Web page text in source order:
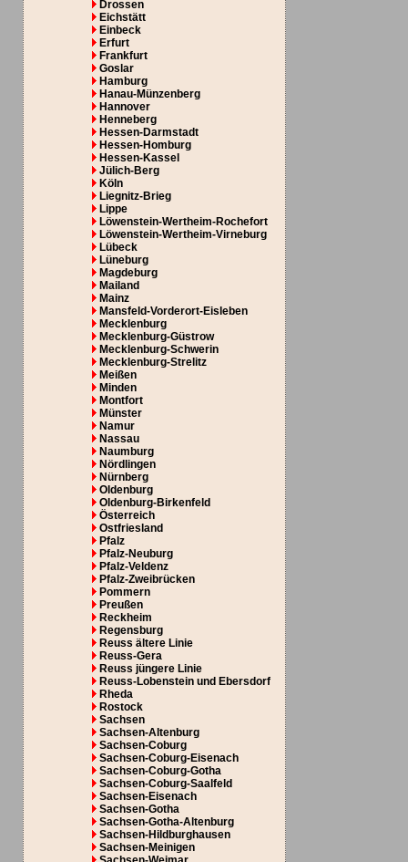
Drossen
Eichstätt
Einbeck
Erfurt
Frankfurt
Goslar
Hamburg
Hanau-Münzenberg
Hannover
Henneberg
Hessen-Darmstadt
Hessen-Homburg
Hessen-Kassel
Jülich-Berg
Köln
Liegnitz-Brieg
Lippe
Löwenstein-Wertheim-Rochefort
Löwenstein-Wertheim-Virneburg
Lübeck
Lüneburg
Magdeburg
Mailand
Mainz
Mansfeld-Vorderort-Eisleben
Mecklenburg
Mecklenburg-Güstrow
Mecklenburg-Schwerin
Mecklenburg-Strelitz
Meißen
Minden
Montfort
Münster
Namur
Nassau
Naumburg
Nördlingen
Nürnberg
Oldenburg
Oldenburg-Birkenfeld
Österreich
Ostfriesland
Pfalz
Pfalz-Neuburg
Pfalz-Veldenz
Pfalz-Zweibrücken
Pommern
Preußen
Reckheim
Regensburg
Reuss ältere Linie
Reuss-Gera
Reuss jüngere Linie
Reuss-Lobenstein und Ebersdorf
Rheda
Rostock
Sachsen
Sachsen-Altenburg
Sachsen-Coburg
Sachsen-Coburg-Eisenach
Sachsen-Coburg-Gotha
Sachsen-Coburg-Saalfeld
Sachsen-Eisenach
Sachsen-Gotha
Sachsen-Gotha-Altenburg
Sachsen-Hildburghausen
Sachsen-Meinigen